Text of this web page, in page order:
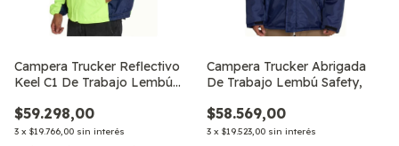
Campera Trucker Reflectivo
Keel C1 De Trabajo Lembú
$59.298,00
3 x $19.766,00 sin interés
Campera Trucker Abrigada
De Trabajo Lembú Safety,
$58.569,00
3 x $19.523,00 sin interés